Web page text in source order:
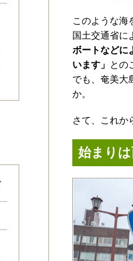
このような海
国土交通省に
ボートなどに
います」 との
でも、奄美大
か。
さて、これか
始まり